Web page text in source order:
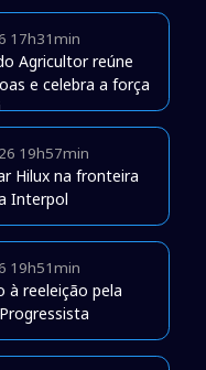
17h31min
Agricultor reúne
e celebra a força
19h57min
Hilux na fronteira
Interpol
19h51min
à reeleição pela